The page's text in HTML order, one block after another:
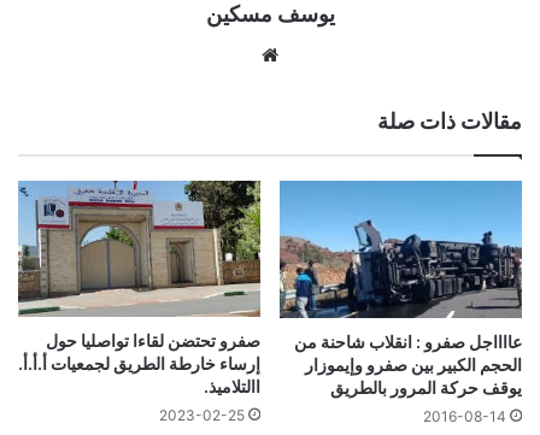
يوسف مسكين
مقالات ذات صلة
عااااجل صفرو : انقلاب شاحنة من
الحجم الكبير بين صفرو وإيموزار
يوقف حركة المرور بالطريق
2016-08-14
صفرو تحتضن لقاءا تواصليا حول
إرساء خارطة الطريق لجمعيات أ.أ.أ.
االتلاميذ.
2023-02-25